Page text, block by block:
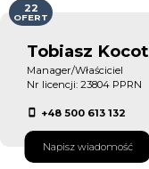
Tobiasz Kocot
Manager/Właściciel
Nr licencji: 23804 PPRN
+48 500 613 132
Napisz wiadomość
22
OFERT